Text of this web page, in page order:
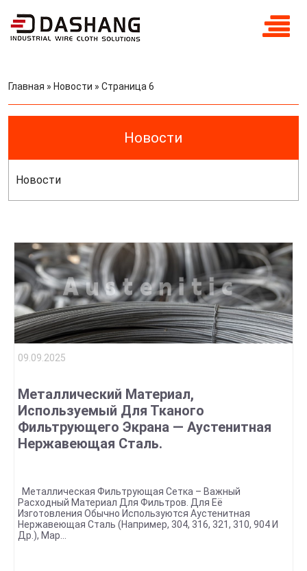
Главная » Новости » Страница 6
Новости
Новости
09.09.2025
Металлический Материал,
Используемый Для Тканого
Фильтрующего Экрана — Аустенитная
Нержавеющая Сталь.
Металлическая Фильтрующая Сетка – Важный
Расходный Материал Для Фильтров. Для Её
Изготовления Обычно Используются Аустенитная
Нержавеющая Сталь (например, 304, 316, 321, 310, 904 И
Др.), Мар...